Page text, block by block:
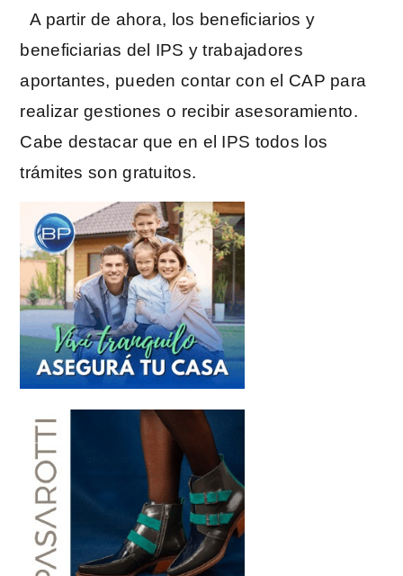
A partir de ahora, los beneficiarios y
beneficiarias del IPS y trabajadores
aportantes, pueden contar con el CAP para
realizar gestiones o recibir asesoramiento.
Cabe destacar que en el IPS todos los
trámites son gratuitos.